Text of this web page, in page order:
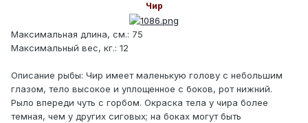
Чир
Максимальная длина, см.: 75
Максимальный вес, кг.: 12
Описание рыбы: Чир имеет маленькую голову с небольшим
глазом, тело высокое и уплощенное с боков, рот нижний.
Рыло впереди чуть с горбом. Окраска тела у чира более
темная, чем у других сиговых; на боках могут быть